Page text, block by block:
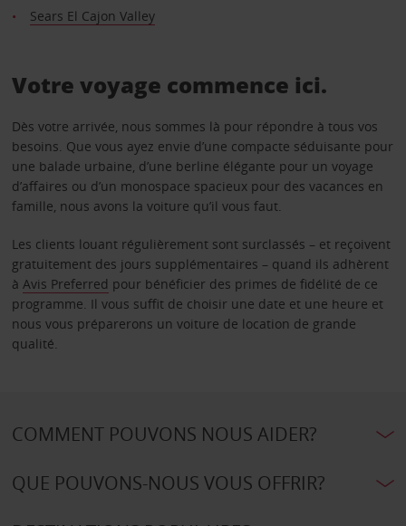
Sears El Cajon Valley
Votre voyage commence ici.
Dès votre arrivée, nous sommes là pour répondre à tous vos
besoins. Que vous ayez envie d’une compacte séduisante pour
une balade urbaine, d’une berline élégante pour un voyage
d’affaires ou d’un monospace spacieux pour des vacances en
famille, nous avons la voiture qu’il vous faut.
Les clients louant régulièrement sont surclassés – et reçoivent
gratuitement des jours supplémentaires – quand ils adhèrent
à Avis Preferred pour bénéficier des primes de fidélité de ce
programme. Il vous suffit de choisir une date et une heure et
nous vous préparerons un voiture de location de grande
qualité.
COMMENT POUVONS NOUS AIDER?
QUE POUVONS-NOUS VOUS OFFRIR?